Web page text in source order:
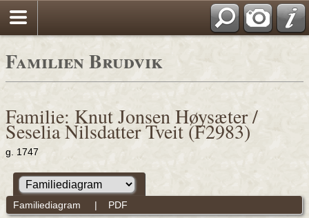
Familien Brudvik
Familie: Knut Jonsen Høysæter /
Seselia Nilsdatter Tveit (F2983)
g. 1747
Familiediagram | PDF